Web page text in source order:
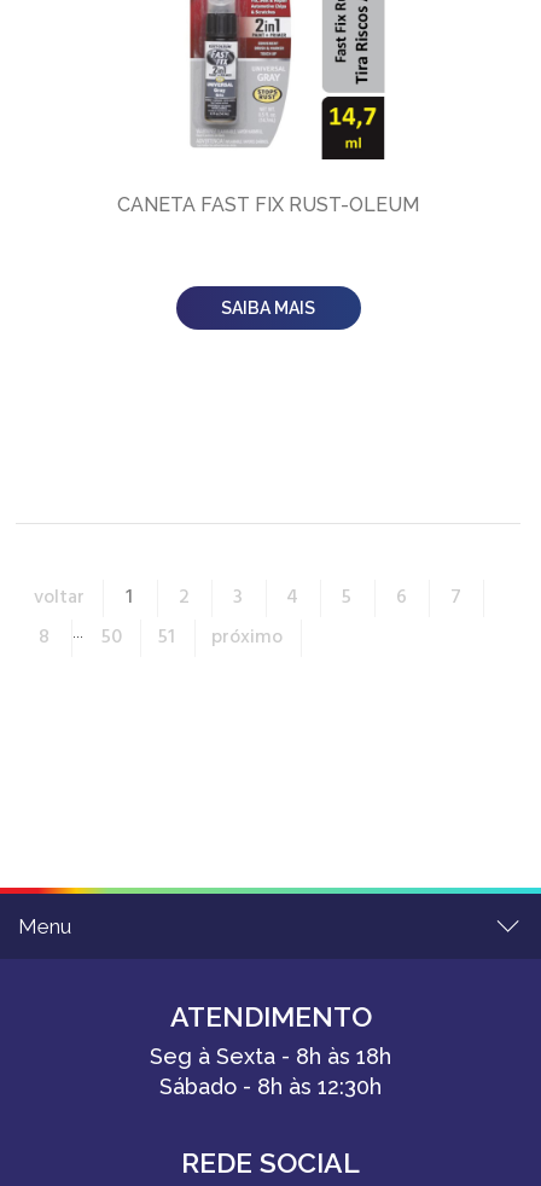
CANETA FAST FIX RUST-OLEUM
SAIBA MAIS
voltar 1 2 3 4 5 6
7
8
50 51 próximo
Menu
ATENDIMENTO
Seg à Sexta - 8h às 18h
Sábado - 8h às 12:30h
REDE SOCIAL